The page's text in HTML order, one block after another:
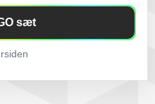
sæt